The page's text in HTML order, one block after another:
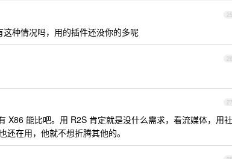
25
种情况吗，用的插件还没你的多呢
26
27
X86 能比吧。用 R2S 肯定就是没什么需求，看流媒体，用社
在用，他就不想折腾其他的。